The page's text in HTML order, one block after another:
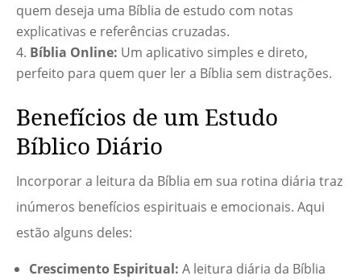
quem deseja uma Bíblia de estudo com notas
explicativas e referências cruzadas.
Bíblia Online: Um aplicativo simples e direto,
perfeito para quem quer ler a Bíblia sem distrações.
Benefícios de um Estudo
Bíblico Diário
Incorporar a leitura da Bíblia em sua rotina diária traz
inúmeros benefícios espirituais e emocionais. Aqui
estão alguns deles:
Crescimento Espiritual: A leitura diária da Bíblia